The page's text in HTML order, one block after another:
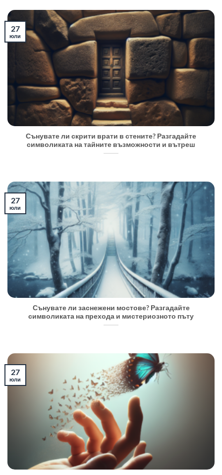
Сънувате ли скрити врати в стените? Разгадайте
символиката на тайните възможности и вътреш
27
юли
Сънувате ли заснежени мостове? Разгадайте
символиката на прехода и мистериозното пъту
27
юли
27
юли